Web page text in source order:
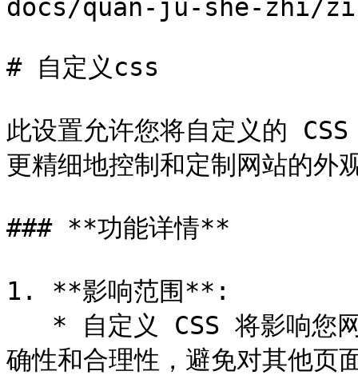
docs/quan-ju-she-zhi/
# 自定义css
此设置允许您将自定义的
更精细地控制和定制网站的外
### **功能详情**
1. **影响范围**:
确性和合理性，避免对其他页